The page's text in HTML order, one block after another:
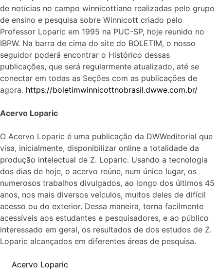
de notícias no campo winnicottiano realizadas pelo grupo
de ensino e pesquisa sobre Winnicott criado pelo
Professor Loparic em 1995 na PUC-SP, hoje reunido no
IBPW. Na barra de cima do site do BOLETIM, o nosso
seguidor poderá encontrar o Histórico dessas
publicações, que será regularmente atualizado, até se
conectar em todas as Seções com as publicações de
agora. https://boletimwinnicottnobrasil.dwwe.com.br/
Acervo Loparic
O Acervo Loparic é uma publicação da DWWeditorial que
visa, inicialmente, disponibilizar online a totalidade da
produção intelectual de Z. Loparic. Usando a tecnologia
dos dias de hoje, o acervo reúne, num único lugar, os
numerosos trabalhos divulgados, ao longo dos últimos 45
anos, nos mais diversos veículos, muitos deles de difícil
acesso ou do exterior. Dessa maneira, torna facilmente
acessíveis aos estudantes e pesquisadores, e ao público
interessado em geral, os resultados de dos estudos de Z.
Loparic alcançados em diferentes áreas de pesquisa.
Acervo Loparic